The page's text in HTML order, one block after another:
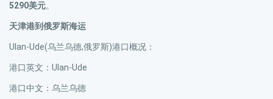
5290美元。
天津港到俄罗斯海运
Ulan-Ude(乌兰乌德,俄罗斯)港口概况：
港口英文：Ulan-Ude
港口中文：乌兰乌德